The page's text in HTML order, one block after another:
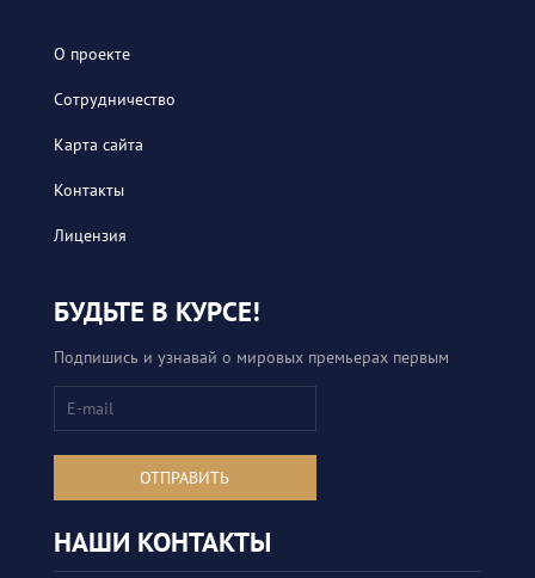
О проекте
Сотрудничество
Карта сайта
Контакты
Лицензия
БУДЬТЕ В КУРСЕ!
Подпишись и узнавай о мировых премьерах первым
ОТПРАВИТЬ
НАШИ КОНТАКТЫ